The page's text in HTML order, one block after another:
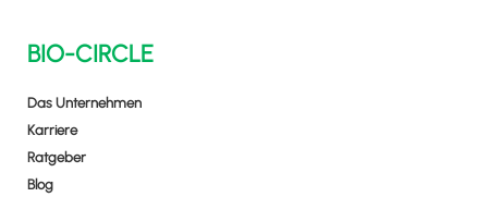
BIO-CIRCLE
Das Unternehmen
Karriere
Ratgeber
Blog